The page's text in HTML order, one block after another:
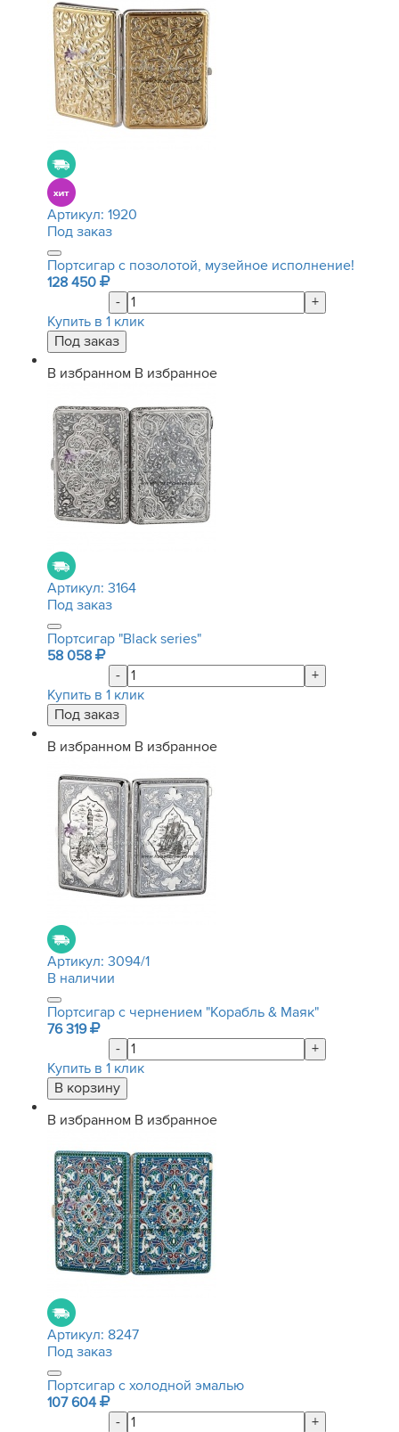
Артикул: 1920
Под заказ
Портсигар с позолотой, музейное исполнение!
128 450
-
+
Купить в 1 клик
В избранном В избранное
Артикул: 3164
Под заказ
Портсигар "Black series"
58 058
-
+
Купить в 1 клик
В избранном В избранное
Артикул: 3094/1
В наличии
Портсигар с чернением "Корабль & Маяк"
76 319
-
+
Купить в 1 клик
В избранном В избранное
Артикул: 8247
Под заказ
Портсигар с холодной эмалью
107 604
-
+